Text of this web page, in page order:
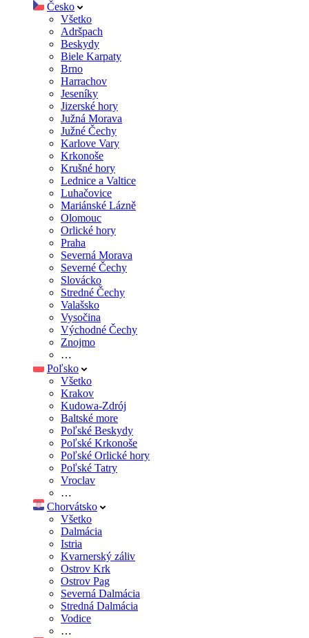
Česko
Všetko
Adršpach
Beskydy
Biele Karpaty
Brno
Harrachov
Jeseníky
Jizerské hory
Južná Morava
Južné Čechy
Karlove Vary
Krkonoše
Krušné hory
Lednice a Valtice
Luhačovice
Mariánské Lázně
Olomouc
Orlické hory
Praha
Severná Morava
Severné Čechy
Slovácko
Stredné Čechy
Valašsko
Vysočina
Východné Čechy
Znojmo
…
Poľsko
Všetko
Krakov
Kudowa-Zdrój
Baltské more
Poľské Beskydy
Poľské Krkonoše
Poľské Orlické hory
Poľské Tatry
Vroclav
…
Chorvátsko
Všetko
Dalmácia
Istria
Kvarnerský záliv
Ostrov Krk
Ostrov Pag
Severná Dalmácia
Stredná Dalmácia
Vodice
…